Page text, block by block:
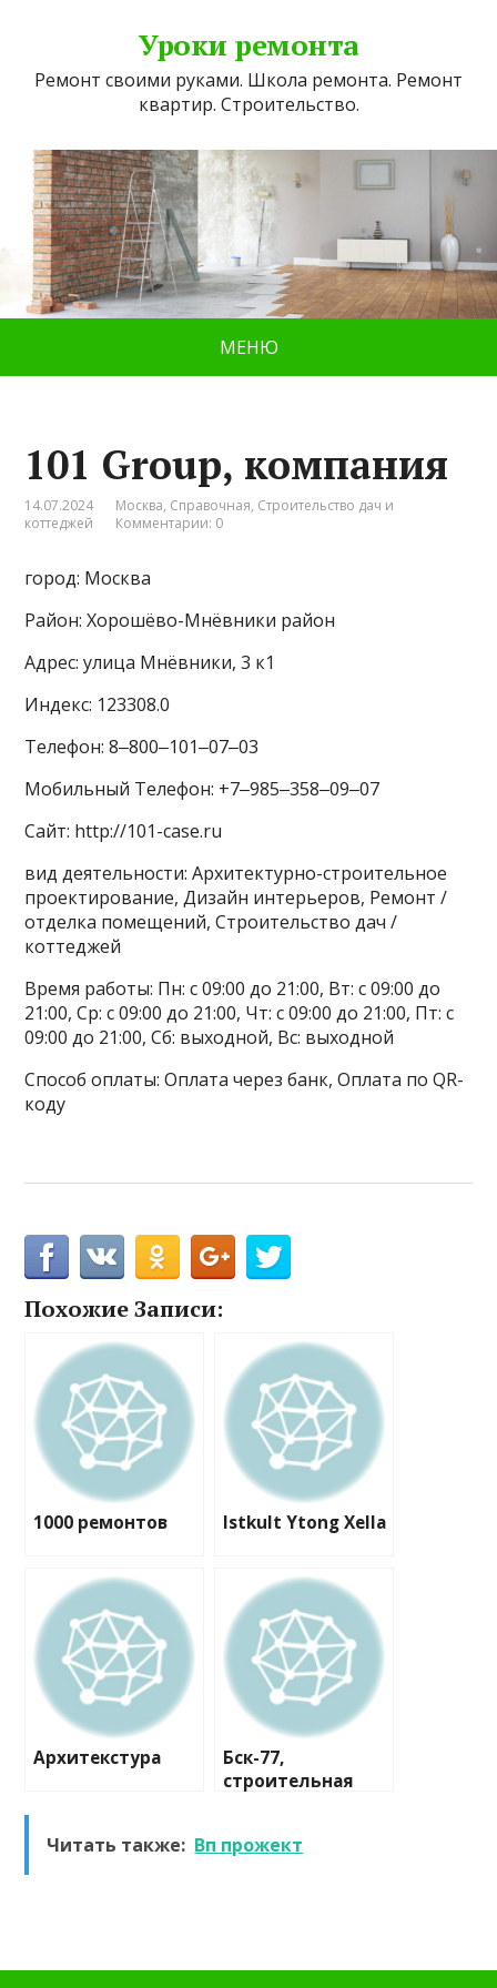
Уроки ремонта
Ремонт своими руками. Школа ремонта. Ремонт
квартир. Строительство.
МЕНЮ
101 Group, компания
14.07.2024 Москва, Справочная, Строительство дач и
коттеджей
Комментарии: 0
город: Москва
Район: Хорошёво-Мнёвники район
Адрес: улица Мнёвники, 3 к1
Индекс: 123308.0
Телефон: 8‒800‒101‒07‒03
Мобильный Телефон: +7‒985‒358‒09‒07
Сайт: http://101-case.ru
вид деятельности: Архитектурно-строительное
проектирование, Дизайн интерьеров, Ремонт /
отделка помещений, Строительство дач /
коттеджей
Время работы: Пн: с 09:00 до 21:00, Вт: с 09:00 до
21:00, Ср: с 09:00 до 21:00, Чт: с 09:00 до 21:00, Пт: с
09:00 до 21:00, Сб: выходной, Вс: выходной
Способ оплаты: Оплата через банк, Оплата по QR-
коду
Похожие Записи:
1000 ремонтов Istkult Ytong Xella
Архитекстура
Бск-77,
строительная
Читать также: Вп прожект